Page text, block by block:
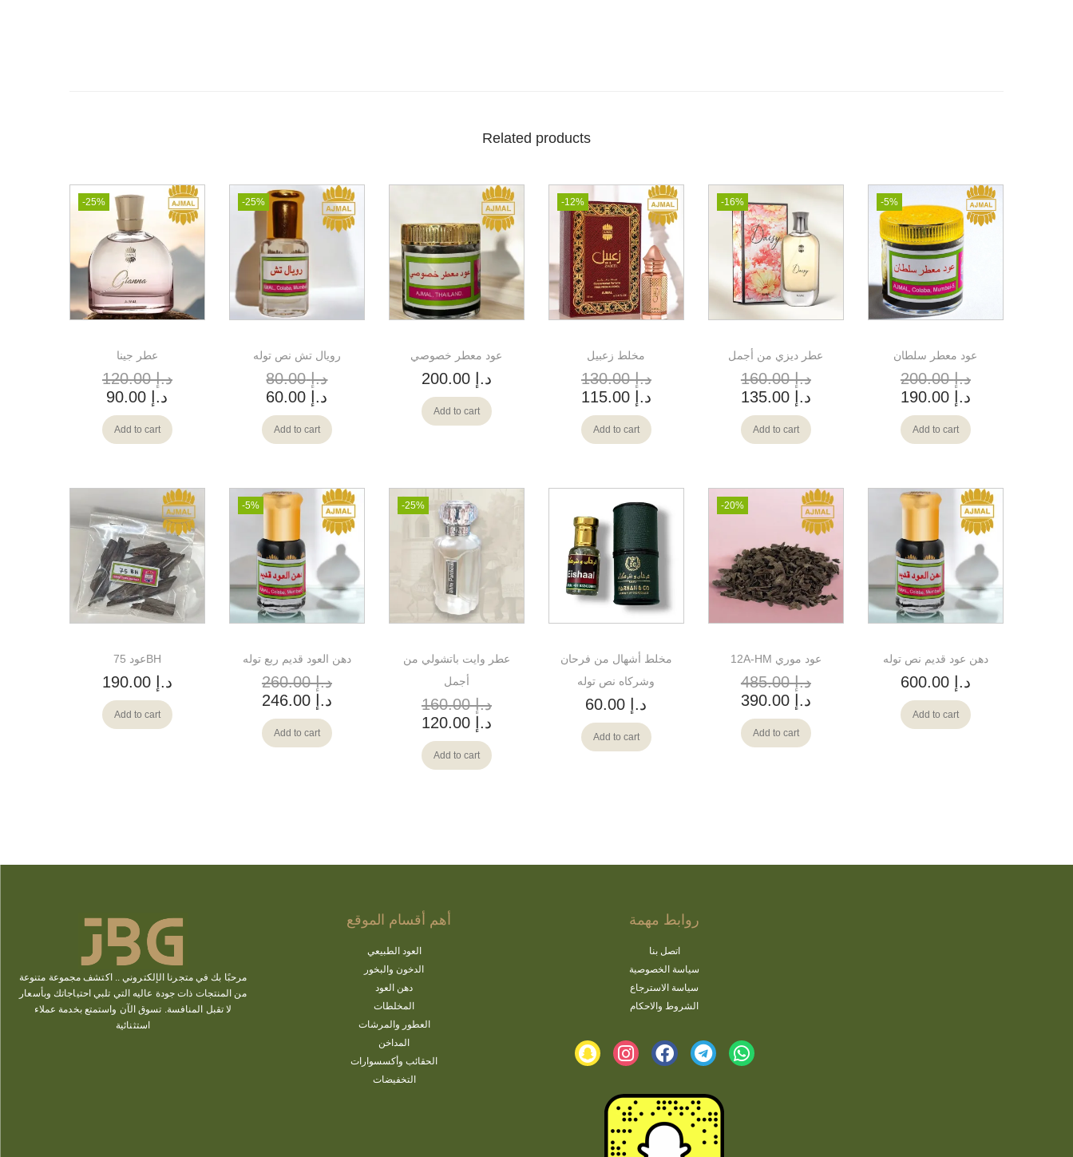
Related products
-25%
عطر جينا
د.إ120.00
د.إ
Add to cart
-25%
رويال تش نص توله
د.إ80.00
د.إ
Add to cart
عود معطر خصوصي
د.إ 200.00
Add to cart
-12%
مخلط زعبيل
د.إ130.00
د.إ 115.00
Add to cart
-16%
عطر ديزي من أجمل
د.إ160.00
د.إ 135.00
Add to cart
-5%
عود معطر سلطان
د.إ200.00
د.إ 190.00
Add to cart
عود 75BH
د.إ 190.00
Add to cart
-5%
دهن العود قديم ربع توله
د.إ260.00
د.إ 246.00
Add to cart
-25%
عطر وايت باتشولي من
أجمل
د.إ160.00
د.إ 120.00
Add to cart
مخلط أشهال من فرحان
وشركاه نص توله
د.إ
Add to cart
-20%
12A-HM عود موري
د.إ485.00
د.إ 390.00
Add to cart
دهن عود قديم نص توله
د.إ 600.00
Add to cart
مرحبًا بك في متجرنا الإلكتروني ..اكتشفمجموعة متنوعة
من المنتجات ذات جودة عاليه التي تلبي احتياجاتك وبأسعار
لا تقبل المنافسة. تسوق الآن واستمتع بخدمة عملاء
استثنائية
أهم أقسام الموقع
العود الطبيعي
الدخون والبخور
دهن العود
المخلطات
العطور والمرشات
المداخن
الحقائب وأكسسوارات
التخفيضات
روابط مهمة
اتصل بنا
سياسة الخصوصية
سياسة الاسترجاع
الشروط والاحكام